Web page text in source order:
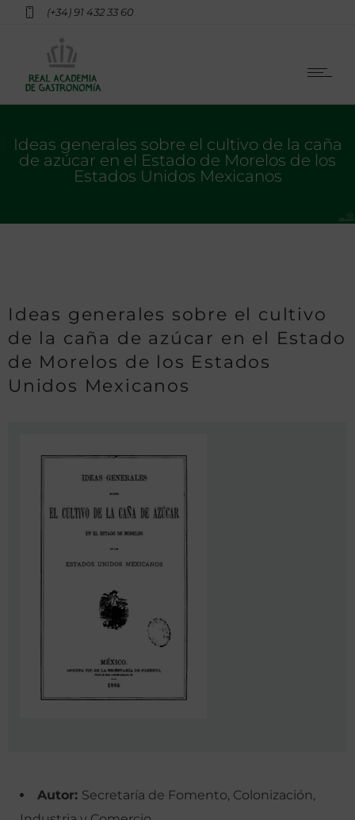
(+34) 91 432 33 60
Ideas generales sobre el cultivo de la caña
de azúcar en el Estado de Morelos de los
Estados Unidos Mexicanos
Ideas generales sobre el cultivo
de la caña de azúcar en el Estado
de Morelos de los Estados
Unidos Mexicanos
Autor: Secretaría de Fomento, Colonización,